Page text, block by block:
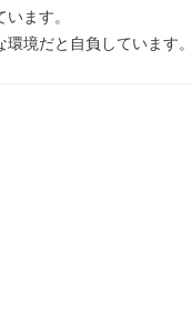
ます。
境だと自負しています。